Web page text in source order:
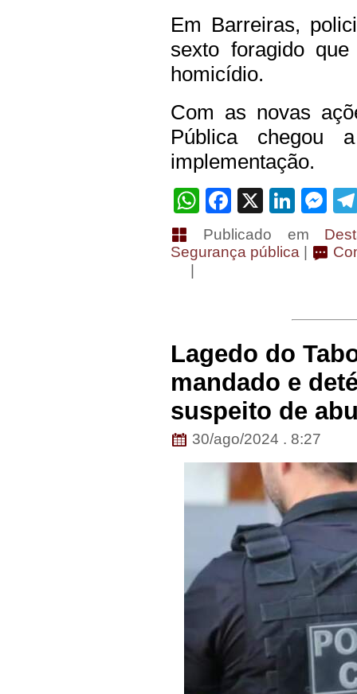
Em Barreiras,
sexto foragido
homicídio.
Com as novas
Pública chegou
implementação.
WhatsApp
Facebook
X
Publicado em
Segurança pública
Lagedo do
mandado e
suspeito de
30/ago/2024 . 8:27